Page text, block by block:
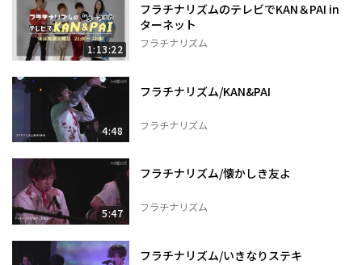
1:13:22
フラチナリズムのテレビでKAN＆PAI in
ターネット
フラチナリズム
4:48
フラチナリズム/KAN&PAI
フラチナリズム
5:47
フラチナリズム/懐かしき友よ
フラチナリズム
フラチナリズム/いきなりステキ